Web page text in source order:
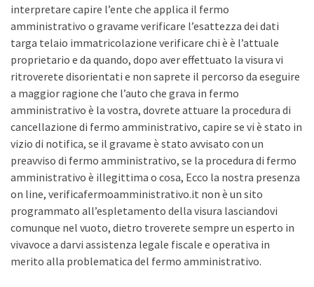
interpretare capire l’ente che applica il fermo
amministrativo o gravame verificare l’esattezza dei dati
targa telaio immatricolazione verificare chi è è l’attuale
proprietario e da quando, dopo aver effettuato la visura vi
ritroverete disorientati e non saprete il percorso da eseguire
a maggior ragione che l’auto che grava in fermo
amministrativo è la vostra, dovrete attuare la procedura di
cancellazione di fermo amministrativo, capire se vi è stato in
vizio di notifica, se il gravame è stato avvisato con un
preavviso di fermo amministrativo, se la procedura di fermo
amministrativo è illegittima o cosa, Ecco la nostra presenza
on line, verificafermoamministrativo.it non è un sito
programmato all’espletamento della visura lasciandovi
comunque nel vuoto, dietro troverete sempre un esperto in
vivavoce a darvi assistenza legale fiscale e operativa in
merito alla problematica del fermo amministrativo.